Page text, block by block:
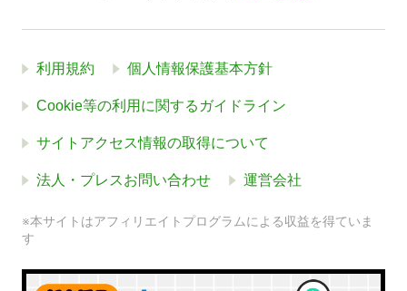
利用規約 個人情報保護基本方針
Cookie等の利用に関するガイドライン
サイトアクセス情報の取得について
法人・プレスお問い合わせ 運営会社
※本サイトはアフィリエイトプログラムによる収益を得ていま
す